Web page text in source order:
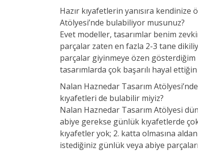
Hazır kıyafetlerin yanısıra
Atölyesi’nde bulabiliyor musunuz?
Evet modeller, tasarımlar benim
parçalar zaten en fazla 2-3 tane
parçalar giyinmeye özen
tasarımlarda çok başarılı hayal
Nalan Haznedar Tasarım
kıyafetleri de bulabilir miyiz?
Nalan Haznedar Tasarım Atölyesi
abiye gerekse günlük kıyafetlerde
kıyafetler yok; 2. katta olmasına
istediğiniz günlük veya abiye